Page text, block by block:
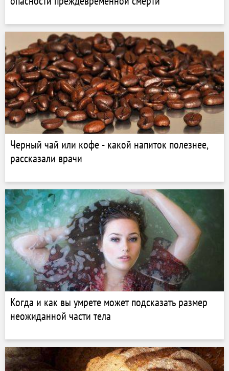
Черный чай или кофе - какой напиток полезнее,
рассказали врачи
Когда и как вы умрете может подсказать размер
неожиданной части тела